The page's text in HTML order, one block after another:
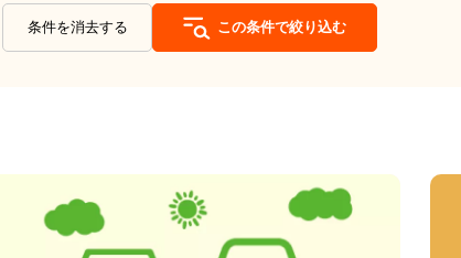
条件を消去する この条件で絞り込む